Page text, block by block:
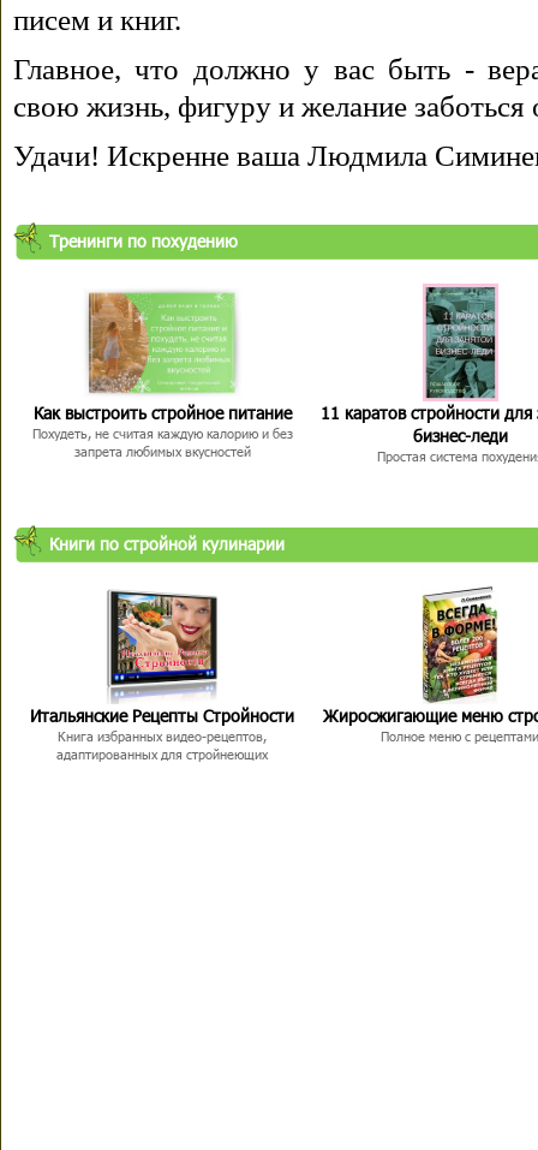
писем и книг.
Главное, что должно у вас быть -
свою жизнь, фигуру и желание заботься
Удачи! Искренне ваша Людмила
Тренинги по похудению
Как выстроить стройное питание
Похудеть, не считая каждую калорию и без
запрета любимых вкусностей
11 каратов стройности для
бизнес-леди
Простая система
Книги по стройной кулинарии
Итальянские Рецепты Стройности
Книга избранных видео-рецептов,
адаптированных для стройнеющих
Жиросжигающие меню
Полное меню с рецептами